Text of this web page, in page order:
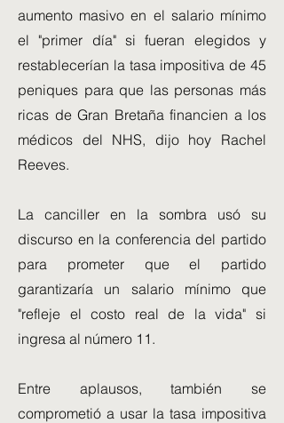
aumento masivo en el salario mínimo
el "primer día" si fueran elegidos y
restablecerían la tasa impositiva de 45
peniques para que las personas más
ricas de Gran Bretaña financien a los
médicos del NHS, dijo hoy Rachel
Reeves.
La canciller en la sombra usó su
discurso en la conferencia del partido
para prometer que el partido
garantizaría un salario mínimo que
"refleje el costo real de la vida" si
ingresa al número 11.
Entre aplausos, también se
comprometió a usar la tasa impositiva